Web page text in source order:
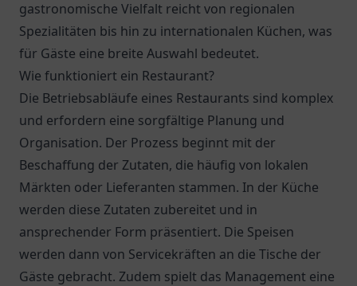
gastronomische Vielfalt reicht von regionalen
Spezialitäten bis hin zu internationalen Küchen, was
für Gäste eine breite Auswahl bedeutet.
Wie funktioniert ein Restaurant?
Die Betriebsabläufe eines Restaurants sind komplex
und erfordern eine sorgfältige Planung und
Organisation. Der Prozess beginnt mit der
Beschaffung der Zutaten, die häufig von lokalen
Märkten oder Lieferanten stammen. In der Küche
werden diese Zutaten zubereitet und in
ansprechender Form präsentiert. Die Speisen
werden dann von Servicekräften an die Tische der
Gäste gebracht. Zudem spielt das Management eine